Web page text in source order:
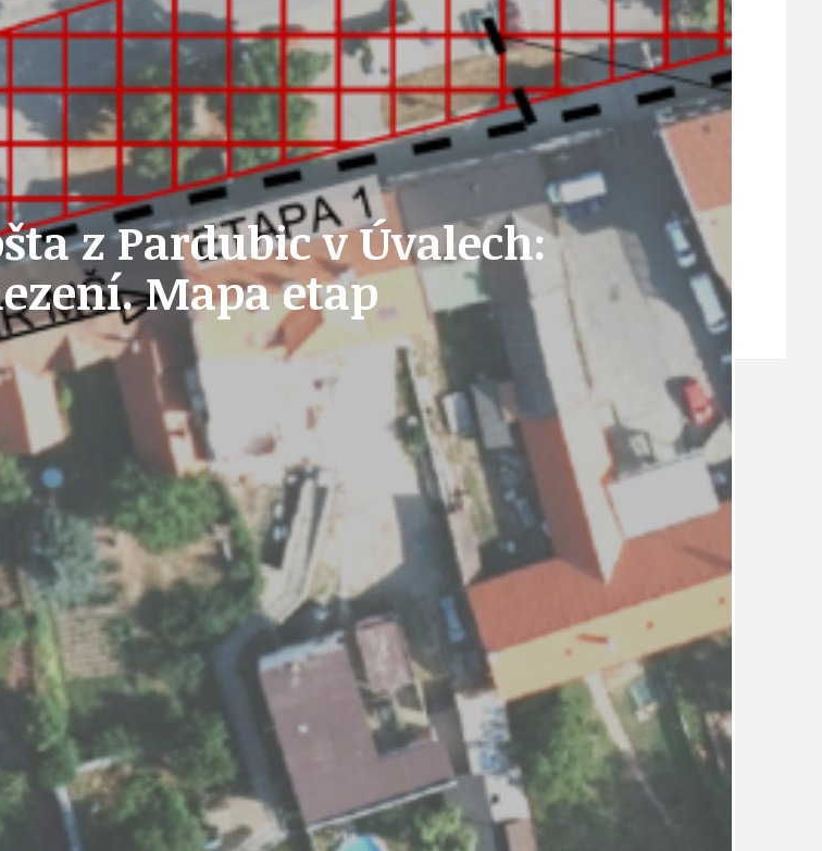
ŠKOLY A ŠKOLSTVÍ
SOCIÁLNÍ PROJEKTY A POMOC
STAVEBNÍ ZÁKON
ZDRAVOTNÍ STŘEDISKO ÚJEZD NAD LESY
ŽIVOT KOLEM NÁS
ZPRÁVY
PETICE, VÝZVY, HLASOVÁNÍ, SOUTĚŽE
POLITIKA
TÉMA
TÉMATA SPÍCÍ
UDRŽITELNOST
z Pardubic v Úvalech:
Mapa etap